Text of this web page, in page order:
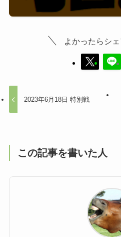
よかったらシェ
2023年6月18日 特別戦
この記事を書いた人